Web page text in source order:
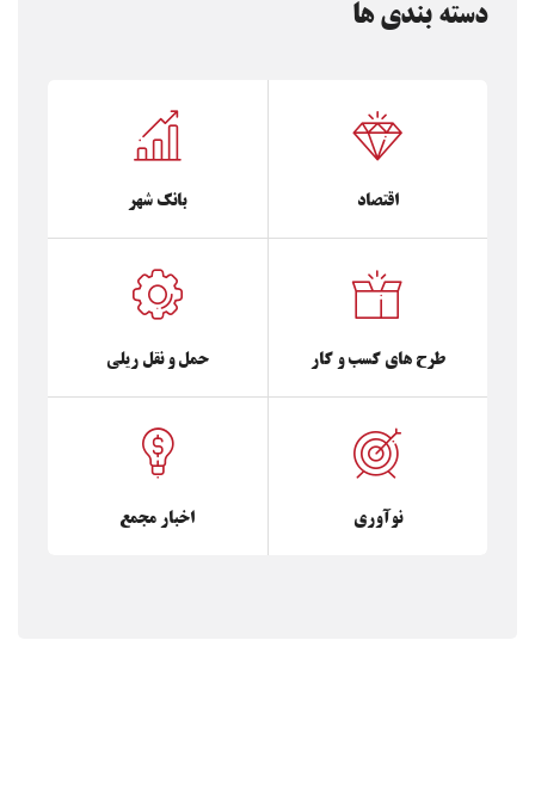
دسته بندی ها
اقتصاد بانک شهر
طرح های کسب و کار حمل و نقل ریلی
نوآوری اخبار مجمع